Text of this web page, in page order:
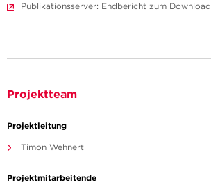
Publikationsserver: Endbericht zum Download
Projektteam
Projektleitung
Timon Wehnert
Projektmitarbeitende